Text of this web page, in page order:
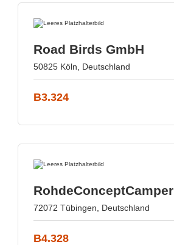
Road Birds GmbH
50825 Köln, Deutschland
B3.324
RohdeConceptCamper
72072 Tübingen, Deutschland
B4.328